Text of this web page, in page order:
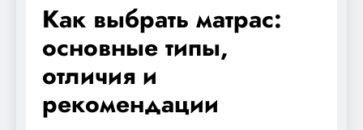
Как выбрать матрас:
основные типы,
отличия и
рекомендации